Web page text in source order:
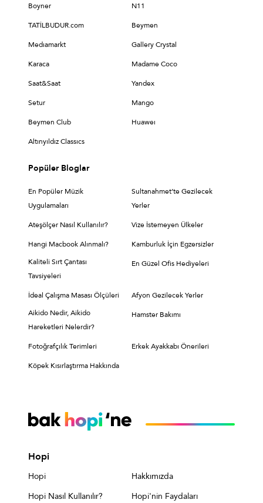
Boyner N11
TATİLBUDUR.com Beymen
Medıamarkt Gallery Crystal
Karaca Madame Coco
Saat&Saat Yandex
Setur Mango
Beymen Club Huaweı
Altınyıldız Classıcs
Popüler Bloglar
En Popüler Müzik
Uygulamaları
Sultanahmet’te Gezilecek
Yerler
Ateşölçer Nasıl Kullanılır? Vize İstemeyen Ülkeler
Hangi Macbook Alınmalı?
Kamburluk İçin Egzersizler
Kaliteli Sırt Çantası
Tavsiyeleri
En Güzel Ofis Hediyeleri
İdeal Çalışma Masası Ölçüleri
Afyon Gezilecek Yerler
Aikido Nedir, Aikido
Hareketleri Nelerdir?
Hamster Bakımı
Fotoğrafçılık Terimleri Erkek Ayakkabı Önerileri
Köpek Kısırlaştırma Hakkında
Hopi
Hopi
Hakkımızda
Hopi Nasıl Kullanılır?
Hopi'nin Faydaları